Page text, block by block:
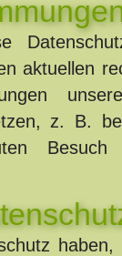
aktuellen
z. B.